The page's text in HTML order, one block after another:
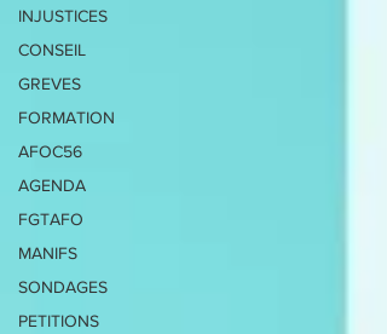
INJUSTICES
CONSEIL
GREVES
FORMATION
AFOC56
AGENDA
FGTAFO
MANIFS
SONDAGES
PETITIONS